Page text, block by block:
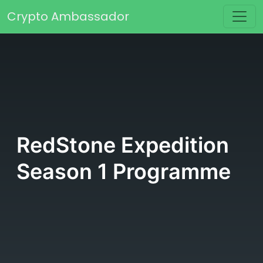
Navigation principale
Crypto Ambassador
RedStone Expedition
Season 1 Programme